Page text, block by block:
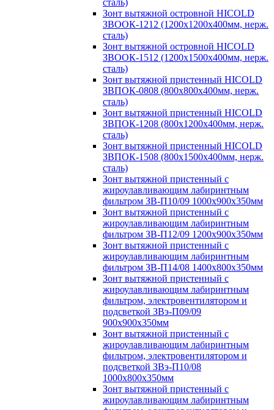
сталь)
Зонт вытяжной островной HICOLD
ЗВООК-1212 (1200x1200x400мм, нерж.
сталь)
Зонт вытяжной островной HICOLD
ЗВООК-1512 (1200х1500х400мм, нерж.
сталь)
Зонт вытяжной пристенный HICOLD
ЗВПОК-0808 (800х800х400мм, нерж.
сталь)
Зонт вытяжной пристенный HICOLD
ЗВПОК-1208 (800х1200х400мм, нерж.
сталь)
Зонт вытяжной пристенный HICOLD
ЗВПОК-1508 (800х1500х400мм, нерж.
сталь)
Зонт вытяжной пристенный с
жироулавливающим лабиринтным
фильтром ЗВ-П10/09 1000х900х350мм
Зонт вытяжной пристенный с
жироулавливающим лабиринтным
фильтром ЗВ-П12/09 1200х900х350мм
Зонт вытяжной пристенный с
жироулавливающим лабиринтным
фильтром ЗВ-П14/08 1400х800х350мм
Зонт вытяжной пристенный с
жироулавливающим лабиринтным
фильтром, электровентилятором и
подсветкой ЗВэ-П09/09
900х900х350мм
Зонт вытяжной пристенный с
жироулавливающим лабиринтным
фильтром, электровентилятором и
подсветкой ЗВэ-П10/08
1000х800х350мм
Зонт вытяжной пристенный с
жироулавливающим лабиринтным